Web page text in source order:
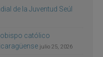
de la Juventud Seúl
obispo católico
julio 25, 2026